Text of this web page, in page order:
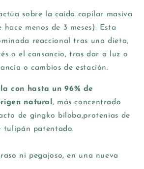
sobre la caída capilar masiva
menos de 3 meses). Esta
reaccional tras una dieta,
o el cansancio, tras dar a luz o
o cambios de estación.
con hasta un 96% de
natural , más concentrado
de gingko biloba,protenias de
tulipán patentado.
ni pegajoso, en una nueva